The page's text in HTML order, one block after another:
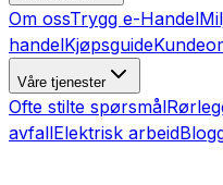
Om ossTrygg e-Handel
handelKjøpsguide
Våre tjenester
Ofte stilte spørsmål
avfallElektrisk arbeid